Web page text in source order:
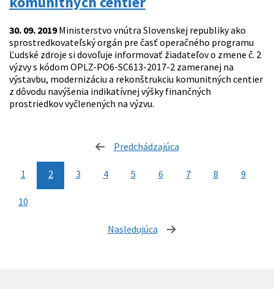
30. 09. 2019Ministerstvo vnútra Slovenskej republiky ako
sprostredkovateľský orgán pre časť operačného programu
Ľudské zdroje si dovoľuje informovať žiadateľov o zmene č. 2
výzvy s kódom OPLZ-PO6-SC613-2017-2 zameranej na
výstavbu, modernizáciu a rekonštrukciu komunitných centier
z dôvodu navýšenia indikatívnej výšky finančných
prostriedkov vyčlenených na výzvu.
Predchádzajúca
1 2 3 4 5 6 7 8 9
10
Nasledujúca stránka